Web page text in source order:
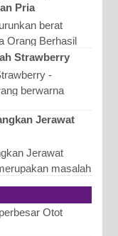
Pria
berat
Orang Berhasil
ini. Berat badan
Strawberry
-
berwarna
Jerawat
Jerawat
masalah
kapan saja.
Otot